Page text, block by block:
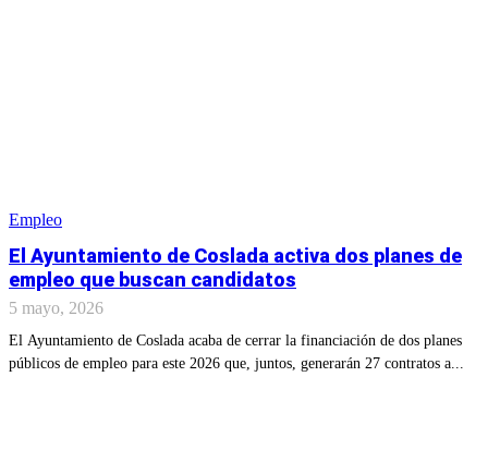
Empleo
El Ayuntamiento de Coslada activa dos planes de
empleo que buscan candidatos
5 mayo, 2026
El Ayuntamiento de Coslada acaba de cerrar la financiación de dos planes
públicos de empleo para este 2026 que, juntos, generarán 27 contratos a...